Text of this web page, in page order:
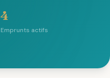
4
Emprunts actifs